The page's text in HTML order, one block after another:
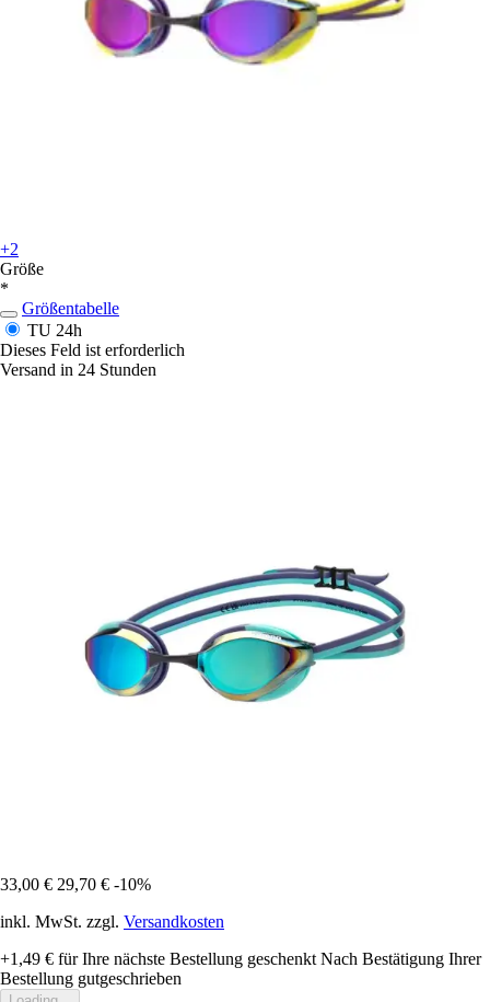
+2
Größe
*
Größentabelle
TU 24h
Dieses Feld ist erforderlich
Versand in 24 Stunden
33,00 € 29,70 € -10%
inkl. MwSt. zzgl. Versandkosten
+1,49 € für Ihre nächste Bestellung geschenkt Nach Bestätigung Ihrer
Bestellung gutgeschrieben